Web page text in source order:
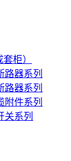
柜）
路器系列
路器系列
附件系列
关系列